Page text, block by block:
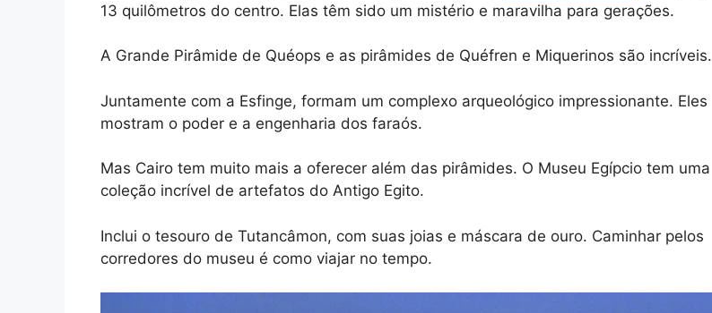
13 quilômetros do centro. Elas têm sido um mistério e maravilha para gerações.
A Grande Pirâmide de Quéops e as pirâmides de Quéfren e Miquerinos são incríveis.
Juntamente com a Esfinge, formam um complexo arqueológico impressionante. Eles
mostram o poder e a engenharia dos faraós.
Mas Cairo tem muito mais a oferecer além das pirâmides. O Museu Egípcio tem uma
coleção incrível de artefatos do Antigo Egito.
Inclui o tesouro de Tutancâmon, com suas joias e máscara de ouro. Caminhar pelos
corredores do museu é como viajar no tempo.